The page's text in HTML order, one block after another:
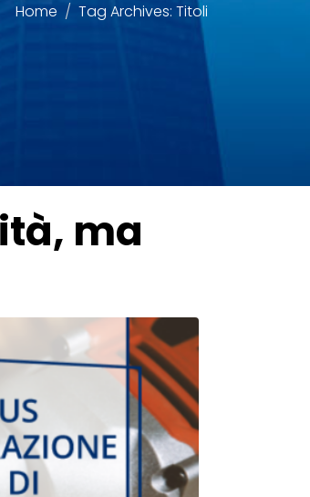
Home Tag Archives: Titoli
ma